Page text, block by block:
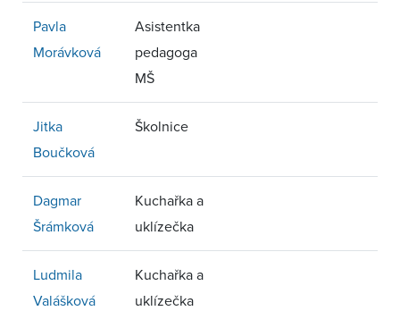
Pavla
Morávková
Asistentka
pedagoga
MŠ
Jitka
Boučková
Školnice
Dagmar
Šrámková
Kuchařka a
uklízečka
Ludmila
Valášková
Kuchařka a
uklízečka